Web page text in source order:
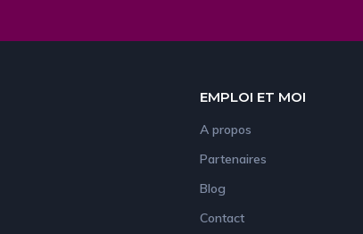
EMPLOI ET MOI
A propos
Partenaires
Blog
Contact